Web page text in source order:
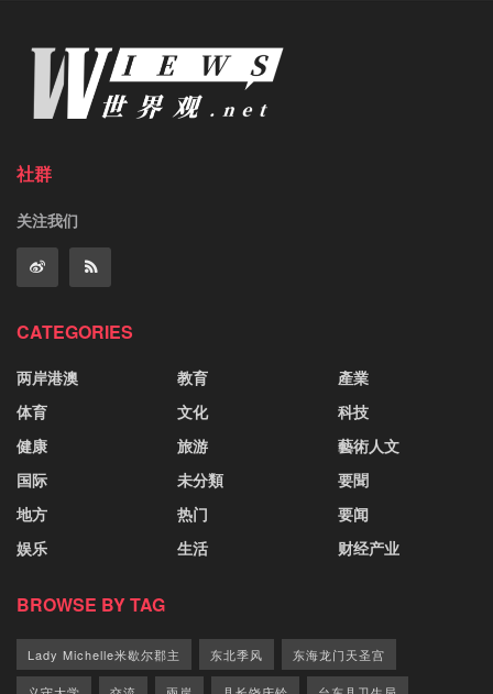
社群
关注我们
CATEGORIES
两岸港澳
体育
健康
国际
地方
娱乐
教育
文化
旅游
未分類
热门
生活
產業
科技
藝術人文
要聞
要闻
财经产业
BROWSE BY TAG
Lady Michelle米歇尔郡主 东北季风 东海龙门天圣宫